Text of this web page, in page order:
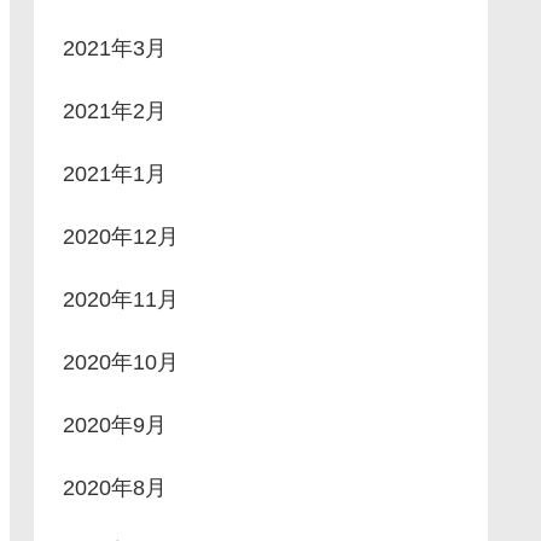
2021年3月
2021年2月
2021年1月
2020年12月
2020年11月
2020年10月
2020年9月
2020年8月